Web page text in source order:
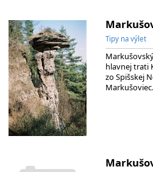
Tipy na výlet
hlavnej trati
zo Spišskej